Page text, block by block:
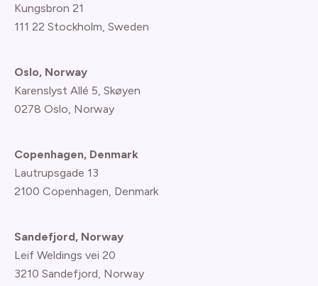
Kungsbron 21
111 22 Stockholm, Sweden
Oslo, Norway
Karenslyst Allé 5, Skøyen
0278 Oslo, Norway
Copenhagen, Denmark
Lautrupsgade 13
2100 Copenhagen, Denmark
Sandefjord, Norway
Leif Weldings vei 20
3210 Sandefjord, Norway